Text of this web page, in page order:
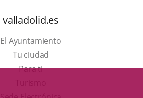
valladolid.es
El Ayuntamiento
Tu ciudad
Para ti